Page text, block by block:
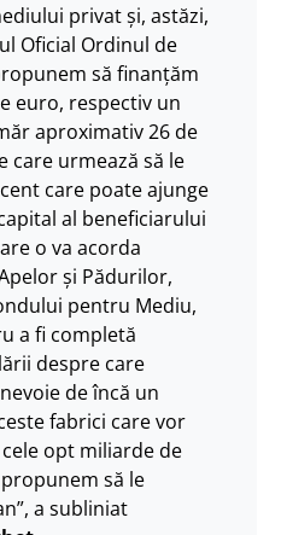
privat şi, astăzi,
Oficial Ordinul de
să finanţăm
euro, respectiv un
aproximativ 26 de
care urmează să le
care poate ajunge
al beneficiarului
o va acorda
şi Pădurilor,
pentru Mediu,
a fi completă
despre care
de încă un
fabrici care vor
opt miliarde de
să le
a subliniat